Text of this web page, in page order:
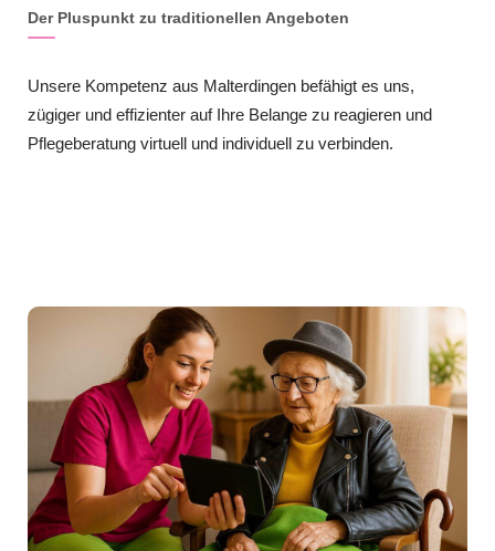
Der Pluspunkt zu traditionellen Angeboten
Unsere Kompetenz aus Malterdingen befähigt es uns,
zügiger und effizienter auf Ihre Belange zu reagieren und
Pflegeberatung virtuell und individuell zu verbinden.